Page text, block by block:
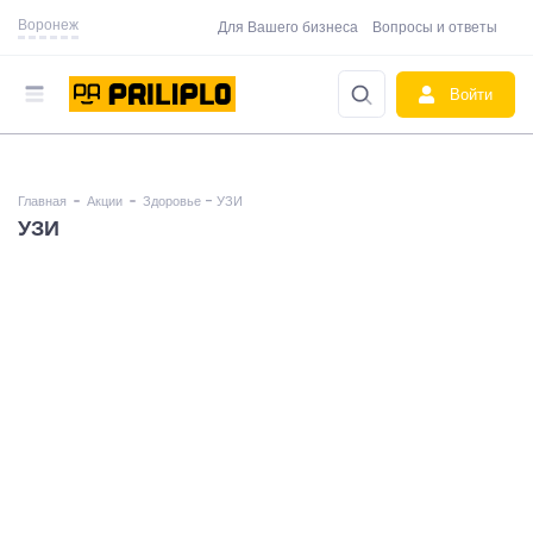
Воронеж Для Вашего бизнеса Вопросы и ответы
Войти
Главная Акции Здоровье - УЗИ
УЗИ